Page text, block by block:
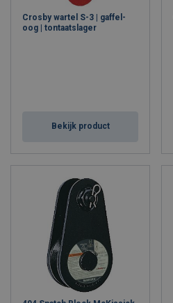
Crosby wartel S-3 | gaffel-
oog | tontaatslager
Bekijk product